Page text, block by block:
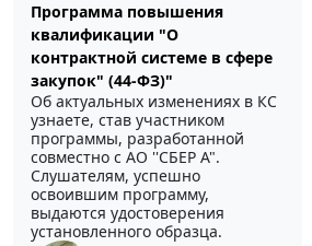
Программа повышения
квалификации "О
контрактной системе в сфере
закупок" (44-ФЗ)"
Об актуальных изменениях в КС
узнаете, став участником
программы, разработанной
совместно с АО ''СБЕР А".
Слушателям, успешно
освоившим программу,
выдаются удостоверения
установленного образца.